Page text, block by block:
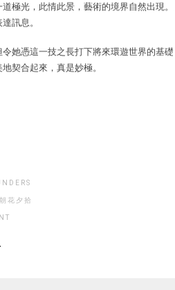
極光，此情此景，藝術的境界自然出現。
訊息。
她憑這一技之長打下將來環遊世界的基礎
契合起來，真是妙極。
朝花夕拾